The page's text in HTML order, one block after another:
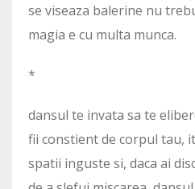
se viseaza balerine nu
magia e cu multa munca.
*
dansul te invata sa te
fii constient de corpul tau,
spatii inguste si, daca ai